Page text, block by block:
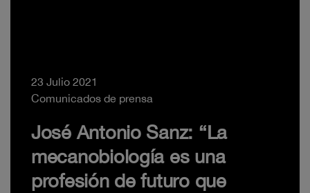
23 Julio 2021
Comunicados de prensa
José Antonio Sanz: “La
mecanobiología es una
profesión de futuro que